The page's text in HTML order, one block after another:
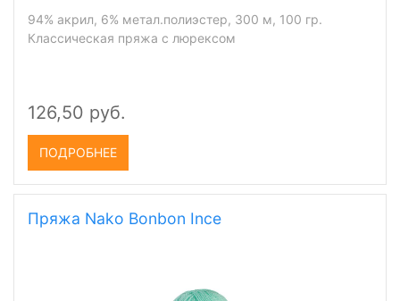
( 5)
94% акрил, 6% метал.полиэстер, 300 м, 100 гр.
126,50 руб.